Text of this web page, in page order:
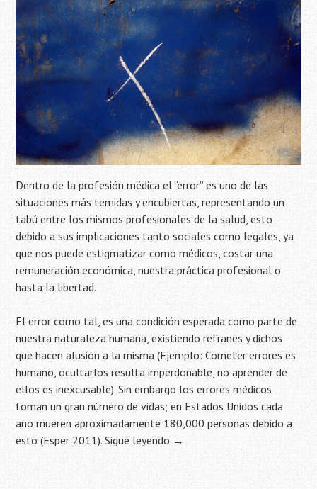
Dentro de la profesión médica el “error” es uno de las
situaciones más temidas y encubiertas, representando un
tabú entre los mismos profesionales de la salud, esto
debido a sus implicaciones tanto sociales como legales, ya
que nos puede estigmatizar como médicos, costar una
remuneración económica, nuestra práctica profesional o
hasta la libertad.
El error como tal, es una condición esperada como parte de
nuestra naturaleza humana, existiendo refranes y dichos
que hacen alusión a la misma (Ejemplo: Cometer errores es
humano, ocultarlos resulta imperdonable, no aprender de
ellos es inexcusable). Sin embargo los errores médicos
toman un gran número de vidas; en Estados Unidos cada
año mueren aproximadamente 180,000 personas debido a
esto (Esper 2011).Sigue leyendo →